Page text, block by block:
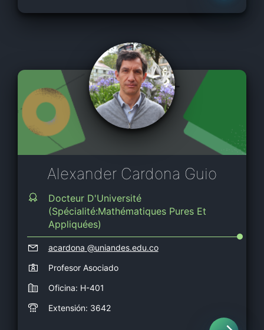
Alexander Cardona Guio
Docteur D'Université
(Spécialité:Mathématiques Pures Et
Appliquées)
acardona @uniandes.edu.co
Profesor Asociado
Oficina: H-401
Extensión: 3642